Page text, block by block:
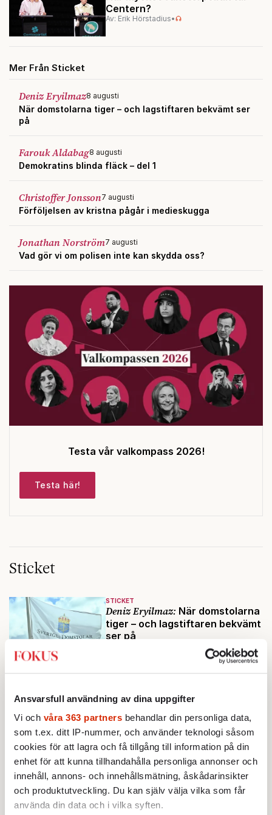
Ansvarsfull användning av dina uppgifter
Vi och våra 363 partners behandlar din personliga data,
som t.ex. ditt IP-nummer, och använder teknologi såsom
cookies för att lagra och få tillgång till information på din
enhet för att kunna tillhandahålla personliga annonser och
innehåll, annons- och innehållsmätning, åskådarinsikter
och produktutveckling. Du kan själv välja vilka som får
använda din data och i vilka syften.
Centern?
Av: Erik Hörstadius•
Mer Från Sticket
Deniz Eryilmaz8 augusti
När domstolarna tiger – och lagstiftaren bekvämt ser
på
Farouk Aldabag8 augusti
Demokratins blinda fläck – del 1
Christoffer Jonsson7 augusti
Förföljelsen av kristna pågår i medieskugga
Jonathan Norström7 augusti
Vad gör vi om polisen inte kan skydda oss?
Testa vår valkompass 2026!
Testa här!
Sticket
STICKET
Deniz Eryilmaz: När domstolarna
tiger – och lagstiftaren bekvämt
ser på
Regeringar kommer och går men
frågan om domstolarnas
motiveringsskyldighet verkar
dagordningen.
STICKET
Farouk Aldabag:
Demokratins
blinda fläck – del 1
Länge har Sverige varnats för
politisk islam. Hur långt kan ett
öppet samhälle tolerera politiska
rörelser som vill förändra det
inifrån?
STICKET
Christoffer Jonsson: